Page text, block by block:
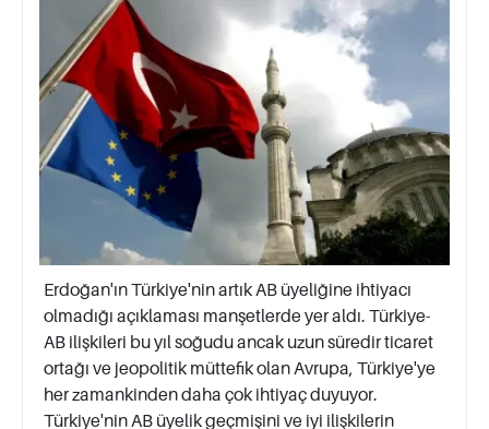
Erdoğan'ın Türkiye'nin artık AB üyeliğine ihtiyacı
olmadığı açıklaması manşetlerde yer aldı. Türkiye-
AB ilişkileri bu yıl soğudu ancak uzun süredir ticaret
ortağı ve jeopolitik müttefik olan Avrupa, Türkiye'ye
her zamankinden daha çok ihtiyaç duyuyor.
Türkiye'nin AB üyelik geçmişini ve iyi ilişkilerin